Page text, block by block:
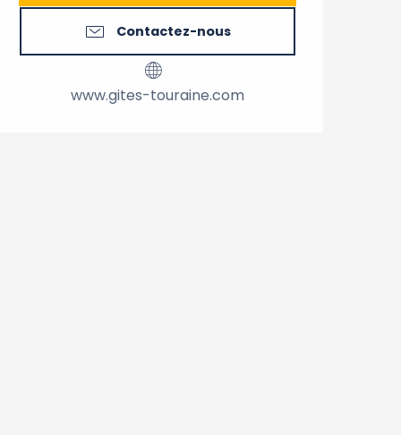
Contactez-nous
www.gites-touraine.com